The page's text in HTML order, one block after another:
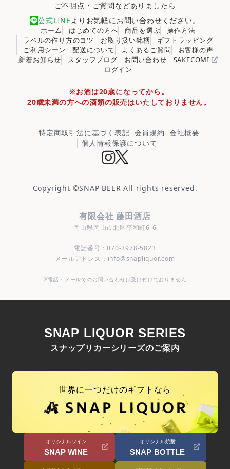
ご不明点・ご質問などありましたら
公式LINEよりお気軽にお問い合わせください。
ホーム はじめての方へ 商品を選ぶ
操作方法
ラベルの作り方のコツ
お取り扱い銘柄
ギフトラッピング
ご利用シーン
配送について よくあるご質問
お客様の声
新着お知らせ
スタッフブログ お問い合わせ
SAKECOMI
ログイン
※お酒は20歳になってから。
20歳未満の方への酒類の販売はいたしておりません。
特定商取引法に基づく表記 会員規約 会社概要
個人情報保護について
Copyright ©SNAP BEER All rights reserved.
有限会社 藤田酒店
岡山県岡山市北区平和町6-6
電話番号：070-3978-5823
メールアドレス：info@snapliquor.com
※電話・メールでのお問い合わせは受け付けておりません
SNAP LIQUOR SERIES
スナップリカーシリーズのご案内
世界に一つだけのギフトなら
オリジナルワイン
SNAP WINE
オリジナル焼酎
SNAP BOTTLE